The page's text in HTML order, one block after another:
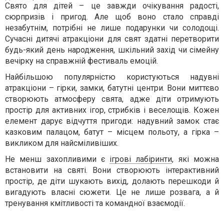
Свято для дітей – це завжди очікування радості,
сюрпризів і пригод. Але щоб воно стало справді
незабутнім, потрібні не лише подарунки чи солодощі.
Сучасні дитячі атракціони для свят здатні перетворити
будь-який день народження, шкільний захід чи сімейну
вечірку на справжній фестиваль емоцій.
Найбільшою популярністю користуються надувні
атракціони – гірки, замки, батутні центри. Вони миттєво
створюють атмосферу свята, адже діти отримують
простір для активних ігор, стрибків і веселощів. Кожен
елемент дарує відчуття пригоди: надувний замок стає
казковим палацом, батут – місцем польоту, а гірка –
викликом для найсміливіших.
Не менш захопливими є ігрові лабіринти, які можна
встановити на святі. Вони створюють інтерактивний
простір, де діти шукають вихід, долають перешкоди й
вигадують власні сюжети. Це не лише розвага, а й
тренування кмітливості та командної взаємодії.